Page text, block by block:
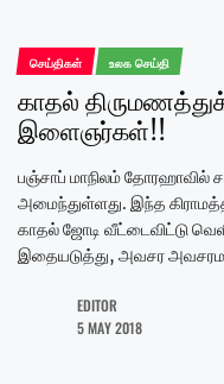
செய்திகள் உலக செய்தி
காதல்
இளைஞர்கள்!!
பஞ்சாப் மாநிலம் தோரஹாவில்
அமைந்துள்ளது. இந்த
காதல் ஜோடி வீட்டைவிட்டு
இதையடுத்து, அவசர
EDITOR
5 MAY 2018